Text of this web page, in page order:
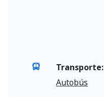
Transporte:
Autobús